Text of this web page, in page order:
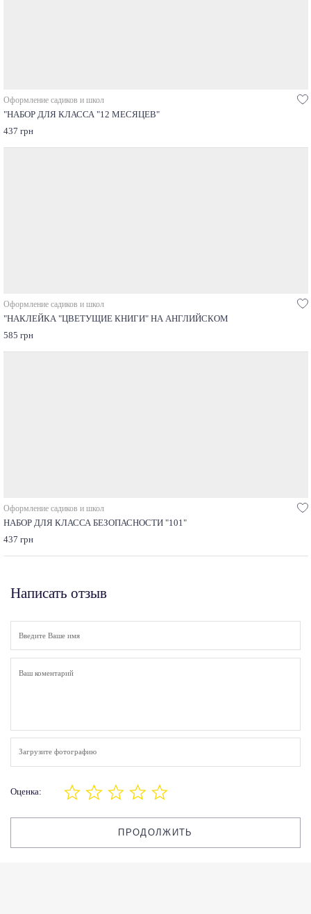
Оформление садиков и школ
"НАБОР ДЛЯ КЛАССА "12 МЕСЯЦЕВ"
437 грн
Оформление садиков и школ
"НАКЛЕЙКА "ЦВЕТУЩИЕ КНИГИ" НА АНГЛИЙСКОМ
585 грн
Оформление садиков и школ
НАБОР ДЛЯ КЛАССА БЕЗОПАСНОСТИ "101"
437 грн
Написать отзыв
Загрузите фотографию
Оценка:
ПРОДОЛЖИТЬ